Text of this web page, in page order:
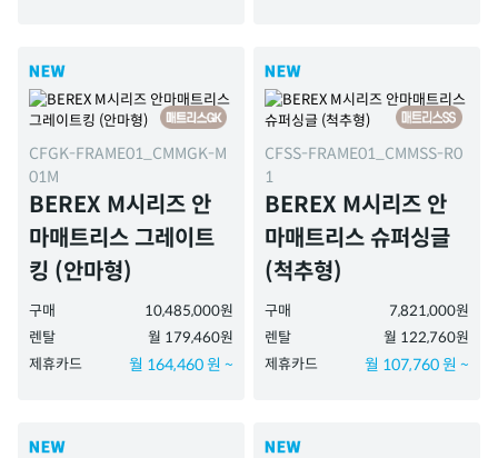
CFGK-FRAME01_CMMGK-M
01M
BEREX M시리즈 안
마매트리스 그레이트
킹 (안마형)
구매
10,485,000원
렌탈
월 179,460원
제휴카드
월 164,460 원 ~
CFSS-FRAME01_CMMSS-R0
1
BEREX M시리즈 안
마매트리스 슈퍼싱글
(척추형)
구매
7,821,000원
렌탈
월 122,760원
제휴카드
월 107,760 원 ~